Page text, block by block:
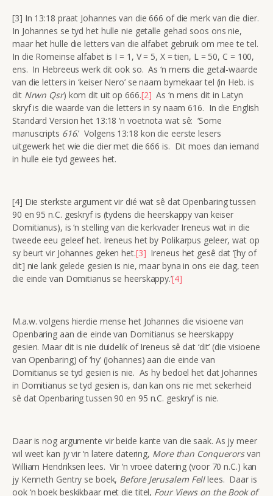
[3] In 13:18 praat Johannes van die 666 of die merk van die dier.
In Johannes se tyd het hulle nie getalle gehad soos ons nie,
maar het hulle die letters van die alfabet gebruik om mee te tel.
In die Romeinse alfabet is I = 1, V = 5, X = tien, L = 50, C = 100,
ens. In Hebreeus werk dit ook so. As ‘n mens die getal-waarde
van die letters in ‘keiser Nero’ se naam bymekaar tel (in Heb. is
dit Nrwn Qsr) kom dit uit op 666.[2] As ‘n mens dit in Latyn
skryf is die waarde van die letters in sy naam 616. In die English
Standard Version het 13:18 ‘n voetnota wat sê: ‘Some
manuscripts 616.’ Volgens 13:18 kon die eerste lesers
uitgewerk het wie die dier met die 666 is. Dit moes dan iemand
in hulle eie tyd gewees het.
[4] Die sterkste argument vir dié wat sê dat Openbaring tussen
90 en 95 n.C. geskryf is (tydens die heerskappy van keiser
Domitianus), is ‘n stelling van die kerkvader Ireneus wat in die
tweede eeu geleef het. Ireneus het by Polikarpus geleer, wat op
sy beurt vir Johannes geken het.[3] Ireneus het gesê dat ‘[hy of
dit] nie lank gelede gesien is nie, maar byna in ons eie dag, teen
die einde van Domitianus se heerskappy.’[4]
M.a.w. volgens hierdie mense het Johannes die visioene van
Openbaring aan die einde van Domitianus se heerskappy
gesien. Maar dit is nie duidelik of Ireneus sê dat ‘dit’ (die visioene
van Openbaring) of ‘hy’ (Johannes) aan die einde van
Domitianus se tyd gesien is nie. As hy bedoel het dat Johannes
in Domitianus se tyd gesien is, dan kan ons nie met sekerheid
sê dat Openbaring tussen 90 en 95 n.C. geskryf is nie.
Daar is nog argumente vir beide kante van die saak. As jy meer
wil weet kan jy vir ‘n latere datering, More than Conquerorsvan
William Hendriksen lees. Vir ‘n vroeë datering (voor 70 n.C.) kan
jy Kenneth Gentry se boek, Before Jerusalem Felllees. Daar is
ook ‘n boek beskikbaar met die titel, Four Views on the Book of